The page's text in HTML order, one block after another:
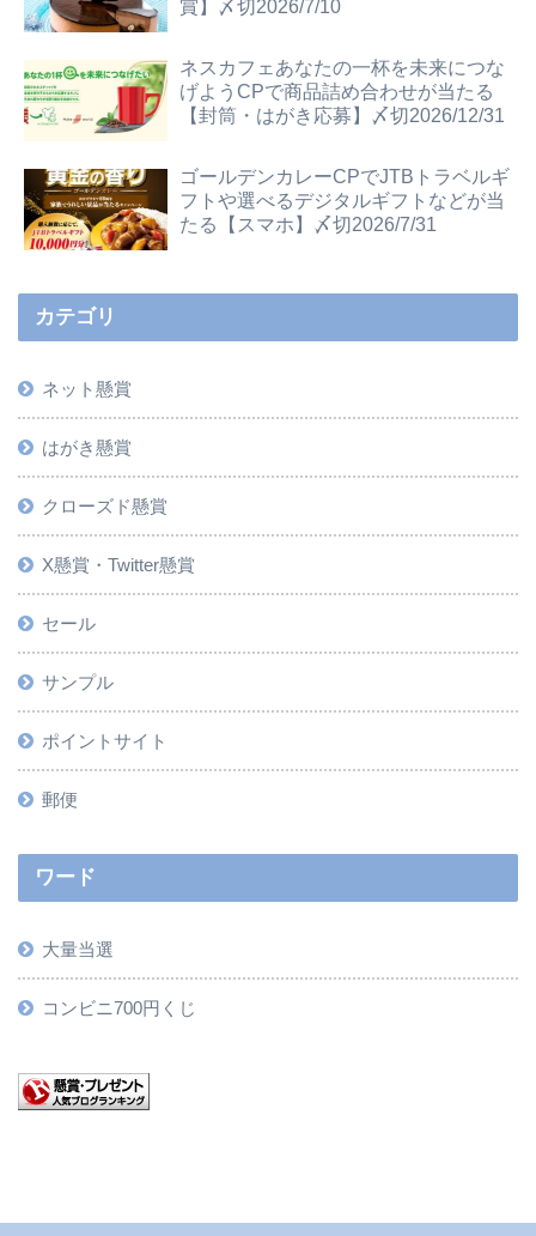
賞】〆切2026/7/10
ネスカフェあなたの一杯を未来につな
げようCPで商品詰め合わせが当たる
【封筒・はがき応募】〆切2026/12/31
ゴールデンカレーCPでJTBトラベルギ
フトや選べるデジタルギフトなどが当
たる【スマホ】〆切2026/7/31
カテゴリ
ネット懸賞
はがき懸賞
クローズド懸賞
X懸賞・Twitter懸賞
セール
サンプル
ポイントサイト
郵便
ワード
大量当選
コンビニ700円くじ